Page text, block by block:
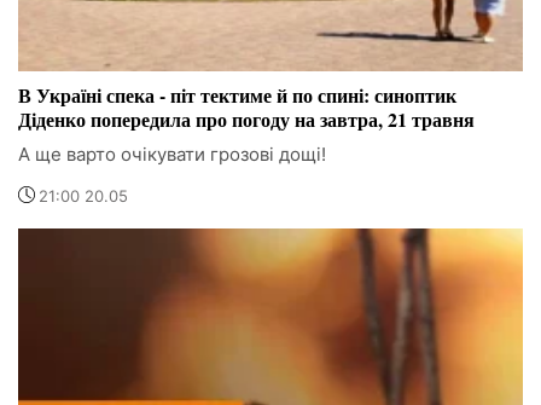
В Україні спека - піт тектиме й по спині: синоптик
Діденко попередила про погоду на завтра, 21 травня
А ще варто очікувати грозові дощі!
21:00 20.05